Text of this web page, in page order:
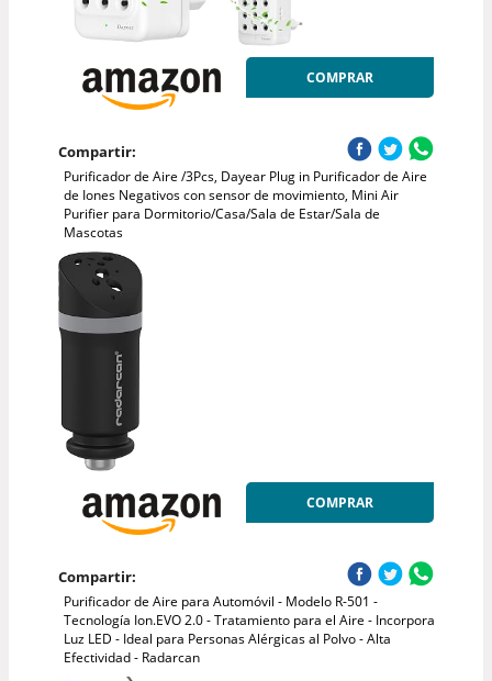
COMPRAR
Compartir:
Purificador de Aire /3Pcs, Dayear Plug in Purificador de Aire
de Iones Negativos con sensor de movimiento, Mini Air
Purifier para Dormitorio/Casa/Sala de Estar/Sala de
Mascotas
COMPRAR
Compartir:
Purificador de Aire para Automóvil - Modelo R-501 -
Tecnología Ion.EVO 2.0 - Tratamiento para el Aire - Incorpora
Luz LED - Ideal para Personas Alérgicas al Polvo - Alta
Efectividad - Radarcan